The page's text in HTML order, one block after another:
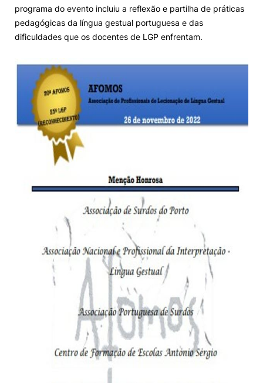
©2026 Instituto Politécnico de Coimbra. Todos os direitos reservados.
programa do evento incluiu a reflexão e partilha de práticas
pedagógicas da língua gestual portuguesa e das
dificuldades que os docentes de LGP enfrentam.